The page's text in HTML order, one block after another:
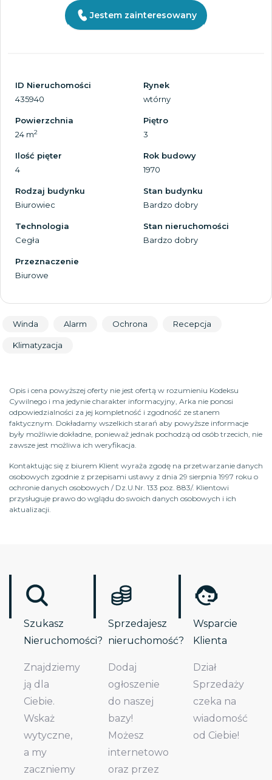
Jestem zainteresowany
ID Nieruchomości
435940
Rynek
wtórny
Powierzchnia
24 m2
Piętro
3
Ilość pięter
4
Rok budowy
1970
Rodzaj budynku
Biurowiec
Stan budynku
Bardzo dobry
Technologia
Cegła
Stan nieruchomości
Bardzo dobry
Przeznaczenie
Biurowe
Winda Alarm Ochrona Recepcja
Klimatyzacja
Opis i cena powyższej oferty nie jest ofertą w rozumieniu Kodeksu
Cywilnego i ma jedynie charakter informacyjny, Arka nie ponosi
odpowiedzialności za jej kompletność i zgodność ze stanem
faktycznym. Dokładamy wszelkich starań aby powyższe informacje
były możliwie dokładne, ponieważ jednak pochodzą od osób trzecich, nie
zawsze jest możliwa ich weryfikacja.
Kontaktując się z biurem Klient wyraża zgodę na przetwarzanie danych
osobowych zgodnie z przepisami ustawy z dnia 29 sierpnia 1997 roku o
ochronie danych osobowych / Dz.U.Nr. 133 poz. 883/. Klientowi
przysługuje prawo do wglądu do swoich danych osobowych i ich
aktualizacji.
Szukasz
Nieruchomości?
Znajdziemy
ją dla
Ciebie.
Wskaż
wytyczne,
a my
zaczniemy
Sprzedajesz
nieruchomość?
Dodaj
ogłoszenie
do naszej
bazy!
Możesz
internetowo
oraz przez
Wsparcie
Klienta
Dział
Sprzedaży
czeka na
wiadomość
od Ciebie!